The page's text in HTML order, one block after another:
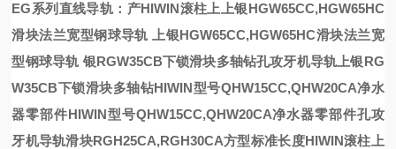
EG系列直线导轨：产HIWIN滚柱 上 上银HGW65CC,HGW65HC
滑块法兰宽型钢球导轨
上银HGW65CC,HGW65HC滑块法兰宽
型钢球导轨 银RGW35CB下锁滑块多轴钻孔攻牙机导轨 上银RG
W35CB下锁滑块多轴钻HIWIN型号QHW15CC,QHW20CA净水
器零部件HIWIN型号QHW15CC,QHW20CA净水器零部件孔攻
牙机导轨滑块RGH25CA,RGH30CA方型标准长度HIWIN滚柱 上